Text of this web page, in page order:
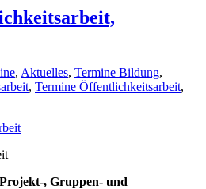
, Aktuelles, Termine Bildung,
, Termine Öffentlichkeitsarbeit,
, Gruppen- und